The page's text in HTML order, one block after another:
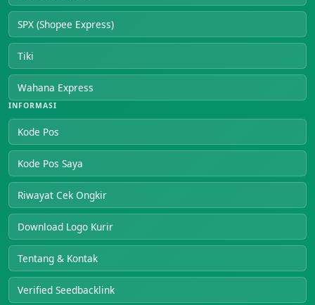
SPX (Shopee Express)
Tiki
Wahana Express
INFORMASI
Kode Pos
Kode Pos Saya
Riwayat Cek Ongkir
Download Logo Kurir
Tentang & Kontak
Verified Seedbacklink